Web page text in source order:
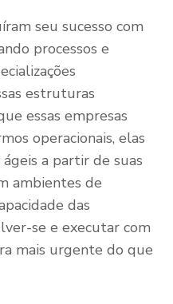
seu sucesso com
processos e
estruturas
essas empresas
operacionais, elas
a partir de suas
ambientes de
das
se e executar com
mais urgente do que